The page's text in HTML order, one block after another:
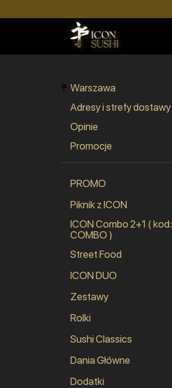
Warszawa
Adresy i strefy dostawy
Opinie
Promocje
PROMO
Piknik z ICON
ICON Combo 2+1 ( kod:
COMBO )
Street Food
ICON DUO
Zestawy
Rolki
Sushi Classics
Dania Główne
Dodatki